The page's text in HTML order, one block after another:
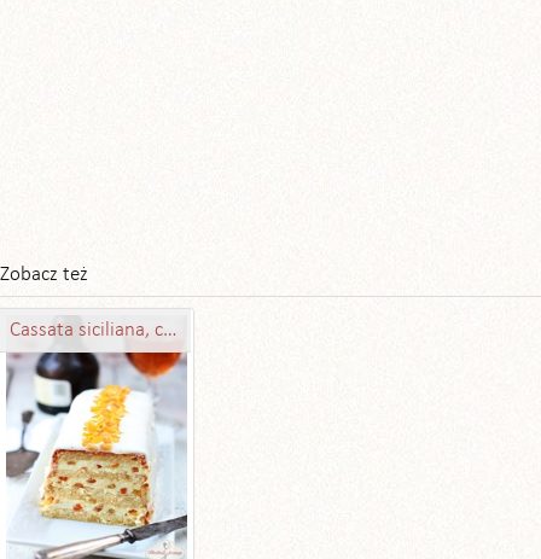
Zobacz też
Cassata siciliana, czyli serowy przekładaniec sycylijski